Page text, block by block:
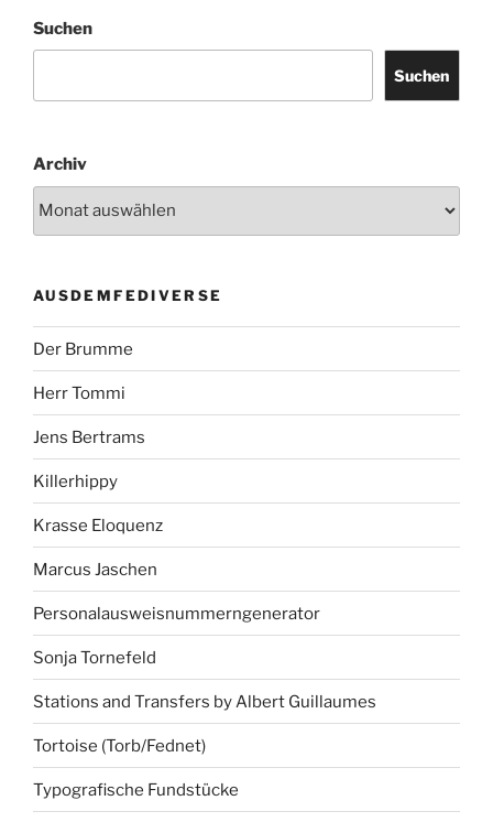
Suchen
Suchen
Archiv
AUSDEMFEDIVERSE
Der Brumme
Herr Tommi
Jens Bertrams
Killerhippy
Krasse Eloquenz
Marcus Jaschen
Personalausweisnummerngenerator
Sonja Tornefeld
Stations and Transfers by Albert Guillaumes
Tortoise (Torb/Fednet)
Typografische Fundstücke